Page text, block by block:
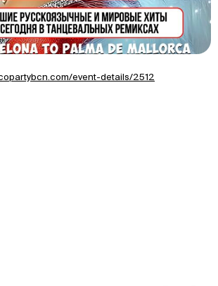
event-details/2512